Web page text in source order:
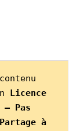
Licence
– Pas
à